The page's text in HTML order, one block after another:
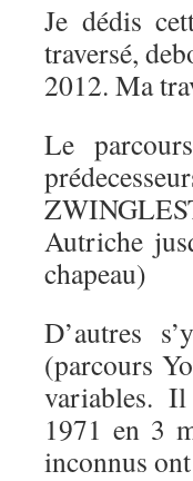
Je dédis
traversé,
2012. Ma
Le
Autriche
chapeau)
D’autres
(parcours
variables.
1971 en 3
inconnus